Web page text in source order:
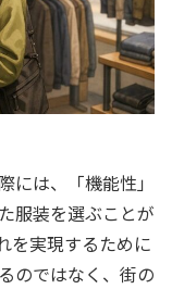
には、「機能性」
服装を選ぶことが
を実現するために
のではなく、街の